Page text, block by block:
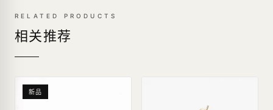
RELATED PRODUCTS
相关推荐
新品